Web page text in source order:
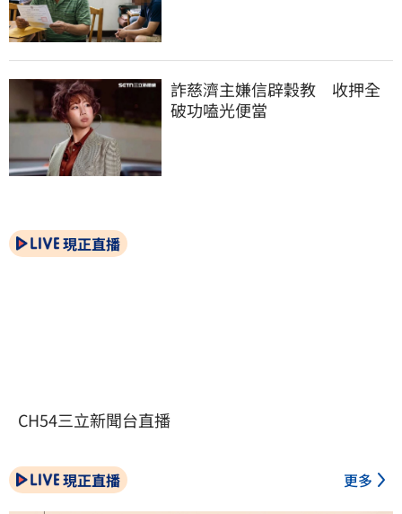
詐慈濟主嫌信辟穀教　收押全
破功嗑光便當
現正直播
CH54三立新聞台直播
現正直播 更多